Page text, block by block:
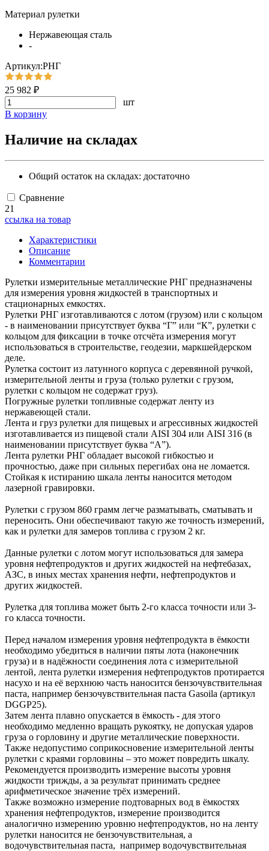
Материал рулетки
Нержавеющая сталь
-
Артикул:РНГ
25 982 ₽
шт
В корзину
Наличие на складах
Общий остаток на складах: достаточно
Сравнение
21
ссылка на товар
Характеристики
Описание
Комментарии
Рулетки измерительные металлические РНГ предназначены
для измерения уровня жидкостей в транспортных и
стационарных емкостях.
Рулетки РНГ изготавливаются с лотом (грузом) или с кольцом
- в наименовании присутствует буква “Г” или “К”, рулетки с
кольцом для фиксации в точке отсчёта измерения могут
использоваться в строительстве, геодезии, маркшейдерском
деле.
Рулетка состоит из латунного корпуса с деревянной ручкой,
измерительной ленты и груза (только рулетки с грузом,
рулетки с кольцом не содержат груз).
Погружные рулетки топливные содержат ленту из
нержавеющей стали.
Лента и груз рулетки для пищевых и агрессивных жидкостей
изготавливается из пищевой стали AISI 304 или AISI 316 (в
наименовании присутствует буква “А”).
Лента рулетки РНГ обладает высокой гибкостью и
прочностью, даже при сильных перегибах она не ломается.
Стойкая к истиранию шкала ленты наносится методом
лазерной гравировки.
Рулетки с грузом 860 грамм легче разматывать, сматывать и
переносить. Они обеспечивают такую же точность измерений,
как и рулетки для замеров топлива с грузом 2 кг.
Данные рулетки с лотом могут использоваться для замера
уровня нефтепродуктов и других жидкостей на нефтебазах,
АЗС, в иных местах хранения нефти, нефтепродуктов и
других жидкостей.
Рулетка для топлива может быть 2-го класса точности или 3-
го класса точности.
Перед началом измерения уровня нефтепродукта в ёмкости
необходимо убедиться в наличии пяты лота (наконечник
груза) и в надёжности соединения лота с измерительной
лентой, лента рулетки измерения нефтепродуктов протирается
насухо и на её верхнюю часть наносится бензочувствительная
паста, например бензочувствительная паста Gasoila (артикул
DGGP25).
Затем лента плавно опускается в ёмкость - для этого
необходимо медленно вращать рукоятку, не допуская ударов
груза о горловину и другие металлические поверхности.
Также недопустимо соприкосновение измерительной ленты
рулетки с краями горловины – это может повредить шкалу.
Рекомендуется производить измерение высоты уровня
жидкости трижды, а за результат принимать среднее
арифметическое значение трёх измерений.
Также возможно измерение подтоварных вод в ёмкостях
хранения нефтепродуктов, измерение производится
аналогично измерению уровню нефтепродуктов, но на ленту
рулетки наносится не бензочувствительная, а
водочувствительная паста, например водочувствительная